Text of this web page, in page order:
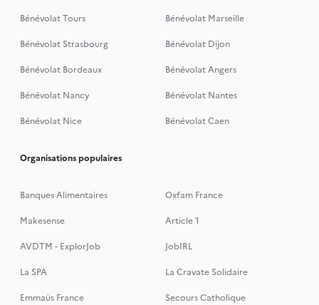
Bénévolat Tours
Bénévolat Marseille
Bénévolat Strasbourg
Bénévolat Dijon
Bénévolat Bordeaux
Bénévolat Angers
Bénévolat Nancy
Bénévolat Nantes
Bénévolat Nice
Bénévolat Caen
Organisations populaires
Banques Alimentaires
Oxfam France
Makesense
Article 1
AVDTM - ExplorJob
JobIRL
La SPA
La Cravate Solidaire
Emmaüs France
Secours Catholique